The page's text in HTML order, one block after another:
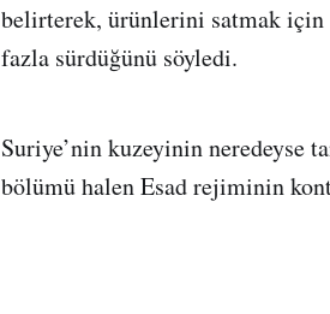
belirterek, ürünlerini satmak için
fazla sürdüğünü söyledi.
Suriye’nin kuzeyinin neredeyse
bölümü halen Esad rejiminin